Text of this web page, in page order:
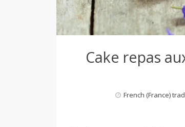
M
Cake repas
French (France)